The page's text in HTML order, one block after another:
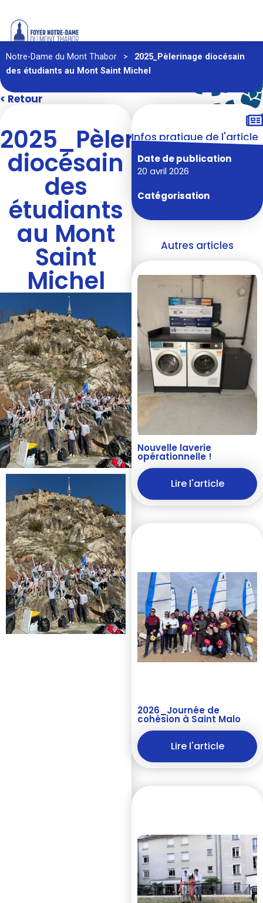
Notre-Dame du Mont Thabor >
2025_Pèlerinage diocésain
des étudiants au Mont Saint Michel
< Retour
2025_Pèlerinage
diocésain
des
étudiants
au Mont
Saint
Michel
Infos pratique de l'article
Date de publication
20 avril 2026
Catégorisation
Autres articles
Nouvelle laverie
opérationnelle !
Lire l'article
2026_Journée de
cohésion à Saint Malo
Lire l'article